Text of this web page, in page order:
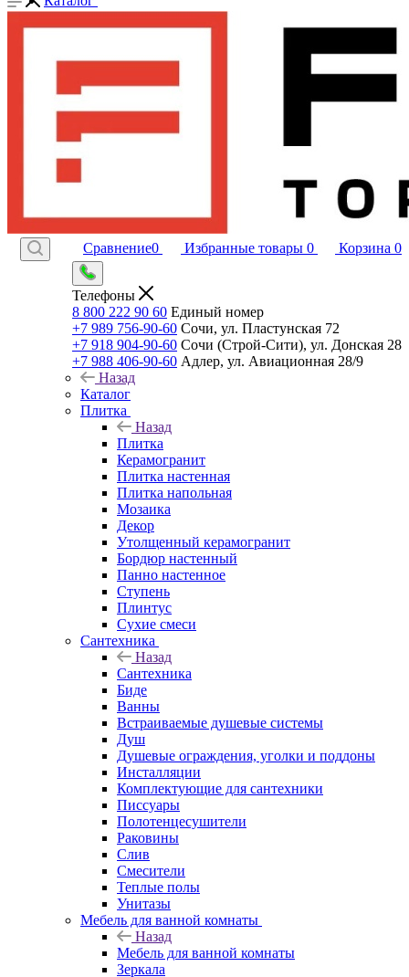
Сравнение0 Избранные товары 0 Корзина 0
Телефоны
8 800 222 90 60 Единый номер
+7 989 756-90-60 Сочи, ул. Пластунская 72
+7 918 904-90-60 Сочи (Строй-Сити), ул. Донская 28
+7 988 406-90-60 Адлер, ул. Авиационная 28/9
Назад
Каталог
Плитка
Назад
Плитка
Керамогранит
Плитка настенная
Плитка напольная
Мозаика
Декор
Утолщенный керамогранит
Бордюр настенный
Панно настенное
Ступень
Плинтус
Сухие смеси
Сантехника
Назад
Сантехника
Биде
Ванны
Встраиваемые душевые системы
Душ
Душевые ограждения, уголки и поддоны
Инсталляции
Комплектующие для сантехники
Писсуары
Полотенцесушители
Раковины
Слив
Смесители
Теплые полы
Унитазы
Мебель для ванной комнаты
Назад
Мебель для ванной комнаты
Зеркала